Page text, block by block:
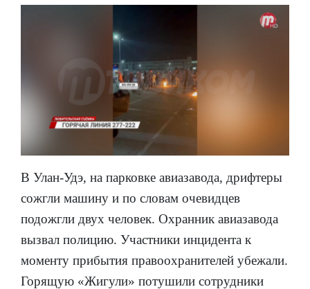
В Улан-Удэ, на парковке авиазавода, дрифтеры
сожгли машину и по словам очевидцев
подожгли двух человек. Охранник авиазавода
вызвал полицию. Участники инцидента к
моменту прибытия правоохранителей убежали.
Горящую «Жигули» потушили сотрудники